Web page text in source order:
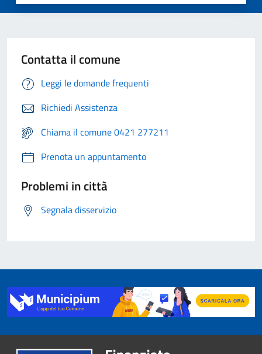
Contatta il comune
Leggi le domande frequenti
Richiedi Assistenza
Chiama il comune 0421 277211
Prenota un appuntamento
Problemi in città
Segnala disservizio